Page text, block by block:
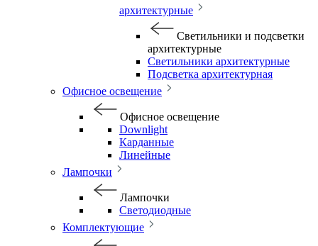
архитектурные
Светильники и подсветки
архитектурные
Светильники архитектурные
Подсветка архитектурная
Офисное освещение
Офисное освещение
Downlight
Карданные
Линейные
Лампочки
Лампочки
Светодиодные
Комплектующие